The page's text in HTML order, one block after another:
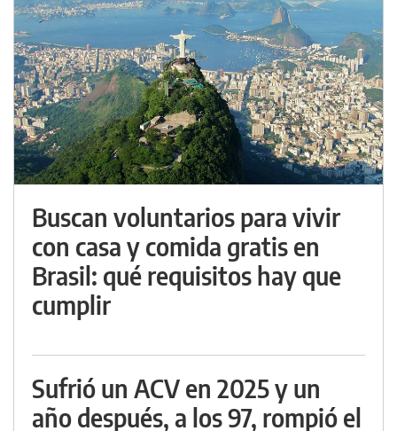
Buscan voluntarios para vivir
con casa y comida gratis en
Brasil: qué requisitos hay que
cumplir
Sufrió un ACV en 2025 y un
año después, a los 97, rompió el